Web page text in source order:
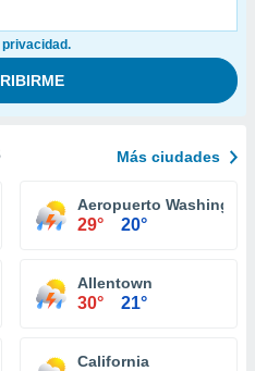
privacidad.
Más ciudades
Aeropuerto Washington
29° 20°
Allentown
30° 21°
California